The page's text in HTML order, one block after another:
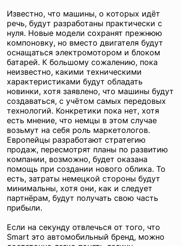
Известно, что машины, о которых идёт
речь, будут разработаны практически с
нуля. Новые модели сохранят прежнюю
компоновку, но вместо двигателя будут
оснащаться электромотором и блоком
батарей. К большому сожалению, пока
неизвестно, какими техническими
характеристиками будут обладать
новинки, хотя заявлено, что машины будут
создаваться, с учётом самых передовых
технологий. Конкретики пока нет, хотя
есть мнение, что немцы в этом случае
возьмут на себя роль маркетологов.
Европейцы разработают стратегию
продаж, пересмотрят планы по развитию
компании, возможно, будет оказана
помощь при создании нового облика. То
есть, затраты немецкой стороны будут
минимальны, хотя они, как и следует
партнёрам, будут получать свою часть
прибыли.
Если на секунду отвлечься от того, что
Smart это автомобильный бренд, можно